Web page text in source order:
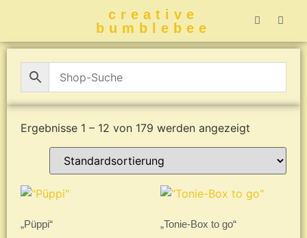
creative
bumblebee
Ergebnisse 1 – 12 von 179 werden angezeigt
„Püppi“
„Tonie-Box to go“